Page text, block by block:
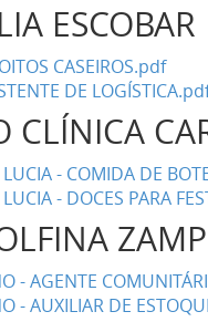
ESCOBAR
CASEIROS.pdf
DE
CLÍNICA
- COMIDA DE
- DOCES PARA
- AGENTE
- AUXILIAR DE